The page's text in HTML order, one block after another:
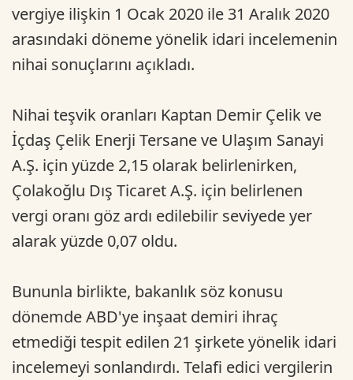
vergiye ilişkin 1 Ocak 2020 ile 31 Aralık 2020
arasındaki döneme yönelik idari incelemenin
nihai sonuçlarını açıkladı.
Nihai teşvik oranları Kaptan Demir Çelik ve
İçdaş Çelik Enerji Tersane ve Ulaşım Sanayi
A.Ş. için yüzde 2,15 olarak belirlenirken,
Çolakoğlu Dış Ticaret A.Ş. için belirlenen
vergi oranı göz ardı edilebilir seviyede yer
alarak yüzde 0,07 oldu.
Bununla birlikte, bakanlık söz konusu
dönemde ABD'ye inşaat demiri ihraç
etmediği tespit edilen 21 şirkete yönelik idari
incelemeyi sonlandırdı. Telafi edici vergilerin